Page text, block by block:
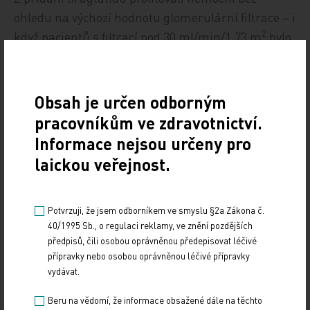
ohledu na výchozí hodnotu glomerulární filtrace – i
když pacientů s filtrací pod 30 ml/min/1,73 m2bylo
„Tyto výsledky jsou z pohledu kliniků relevantní a
ukazují, že liraglutid může mít potenciál snížit
riziko postižení ledvin u dospělých diabetiků 2.
typu ve vysokém kardiovaskulárním riziku.
Nefropatie přitom patří mezi nejčastější
diabetiků 2. typu. Pokud se první známky
renálního postižení objeví, rychle progredují, u
takového pacienta ročně ztrácíme pět až deset
procent funkce ledvin,“ shrnul prof. Mann.
Další takto zaměřená data budou zveřejněna ještě
Obsah je určen odborným
pracovníkům ve zdravotnictví.
Informace nejsou určeny pro
laickou veřejnost.
Potvrzuji, že jsem odborníkem ve smyslu §2a Zákona č.
40/1995 Sb., o regulaci reklamy, ve znění pozdějších
předpisů, čili osobou oprávněnou předepisovat léčivé
přípravky nebo osobou oprávněnou léčivé přípravky
vydávat.
Beru na vědomí, že informace obsažené dále na těchto